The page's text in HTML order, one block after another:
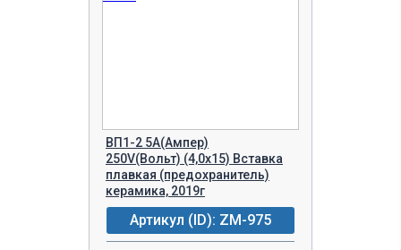
ВП1-2 5A(Ампер)
250V(Вольт) (4,0х15) Вставка
плавкая (предохранитель)
керамика, 2019г
Артикул (ID): ZM-975